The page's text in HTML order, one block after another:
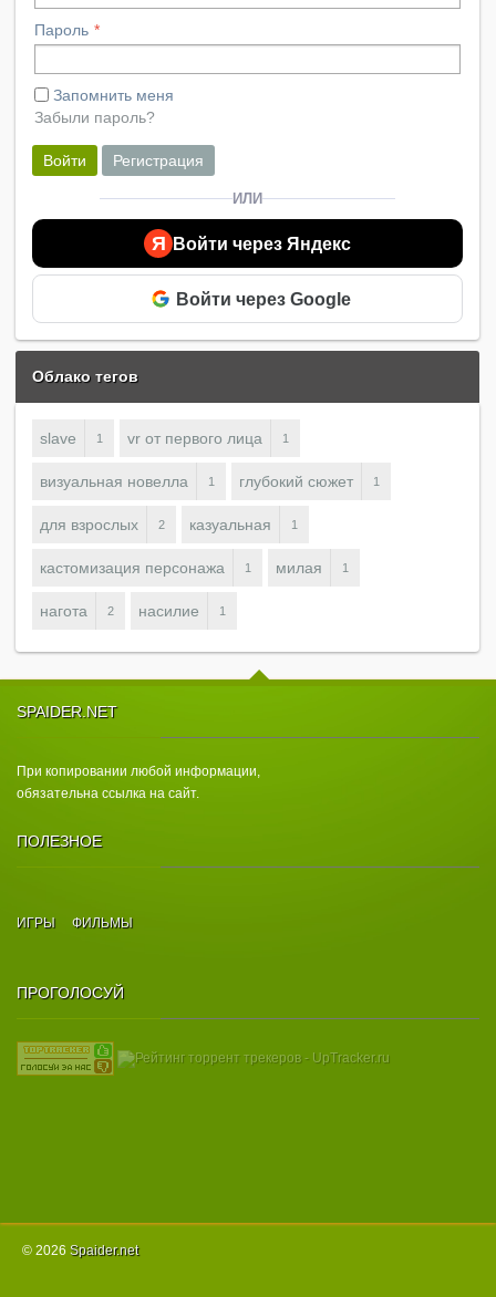
Пароль
Запомнить меня
Забыли пароль?
Войти Регистрация
ИЛИ
Я Войти через Яндекс
Войти через Google
Облако тегов
slave 1 vr от первого лица 1
визуальная новелла 1 глубокий сюжет 1
для взрослых 2 казуальная 1
кастомизация персонажа 1 милая 1
нагота 2 насилие 1
SPAIDER.NET
При копировании любой информации,
обязательна ссылка на сайт.
ПОЛЕЗНОЕ
ИГРЫ ФИЛЬМЫ
ПРОГОЛОСУЙ
© 2026 Spаider.net